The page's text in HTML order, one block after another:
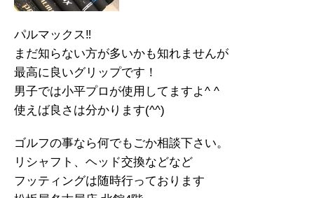
パルマックス‼️
まだ知らない方が多いかも知れませんが
最高に良いグリップです！
男子では小平プロが使用してますよ^ ^
使えば良さは分かります(^^)
ゴルフの事なら何でもごか相談下さい。
リシャフト、ヘッド交換などなど
フッティングは随時行っております